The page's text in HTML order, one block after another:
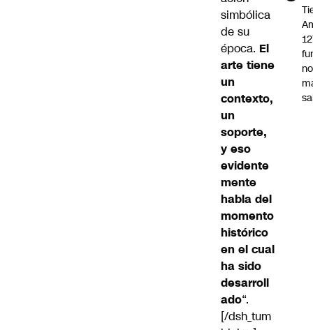
simbólica
de su
época. El
arte tiene
un
contexto,
un
soporte,
y eso
evidente
mente
habla del
momento
histórico
en el cual
ha sido
desarroll
ado“.
[/dsh_tum
no